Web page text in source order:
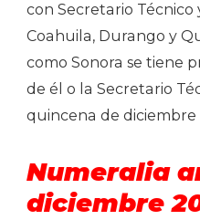
con Secretario Técnico
Coahuila, Durango y
como Sonora se tiene
de él o la Secretario
quincena de diciembre
Numeralia
diciembre